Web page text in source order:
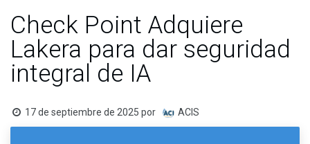
Check Point Adquiere
Lakera para dar seguridad
integral de IA
17 de septiembre de 2025 por ACIS